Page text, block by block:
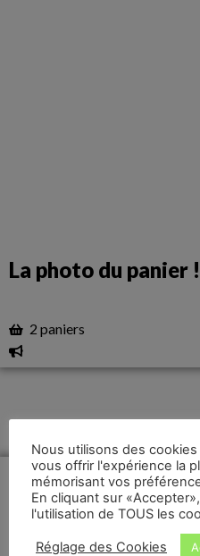
La photo du panier !
2 paniers
Nous utilisons des
vous offrir l'expérience la
mémorisant vos
En cliquant sur
l'utilisation de TOUS les
Réglage des Cookies